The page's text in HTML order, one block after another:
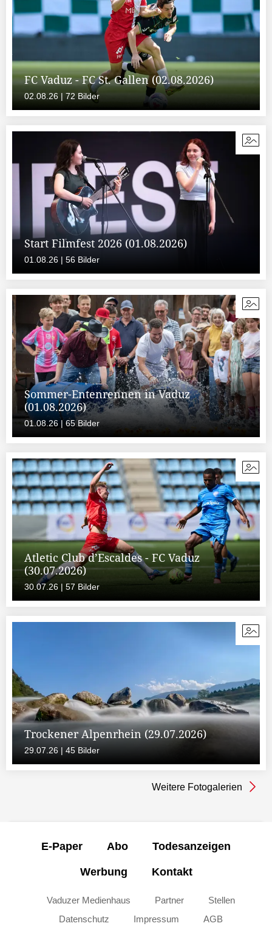
FC Vaduz - FC St. Gallen (02.08.2026)
02.08.26 | 72 Bilder
Start Filmfest 2026 (01.08.2026)
01.08.26 | 56 Bilder
Sommer-Entenrennen in Vaduz
(01.08.2026)
01.08.26 | 65 Bilder
Atletic Club d’Escaldes - FC Vaduz
(30.07.2026)
30.07.26 | 57 Bilder
Trockener Alpenrhein (29.07.2026)
29.07.26 | 45 Bilder
Weitere Fotogalerien
E-Paper Abo Todesanzeigen
Werbung Kontakt
Vaduzer Medienhaus Partner
Stellen
Datenschutz
Impressum AGB